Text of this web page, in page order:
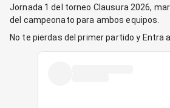
Jornada 1 del torneo Clausura 2026,
del campeonato para ambos equipos.
No te pierdas del primer partido y Entra a